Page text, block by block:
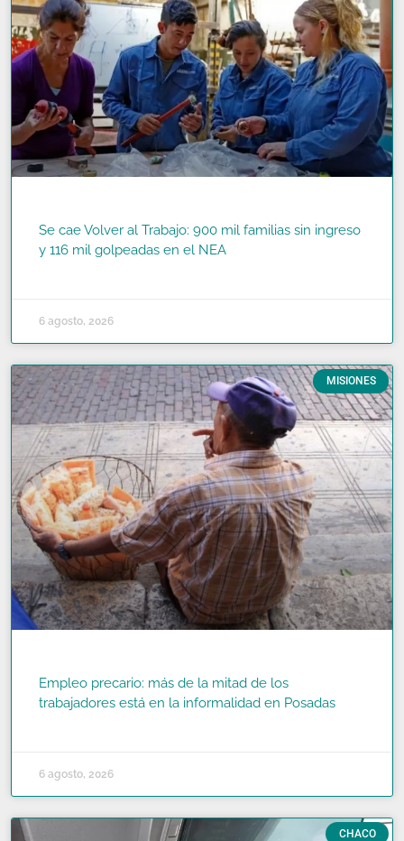
Se cae Volver al Trabajo: 900 mil familias sin ingreso
y 116 mil golpeadas en el NEA
6 agosto, 2026
MISIONES
Empleo precario: más de la mitad de los
trabajadores está en la informalidad en Posadas
6 agosto, 2026
CHACO